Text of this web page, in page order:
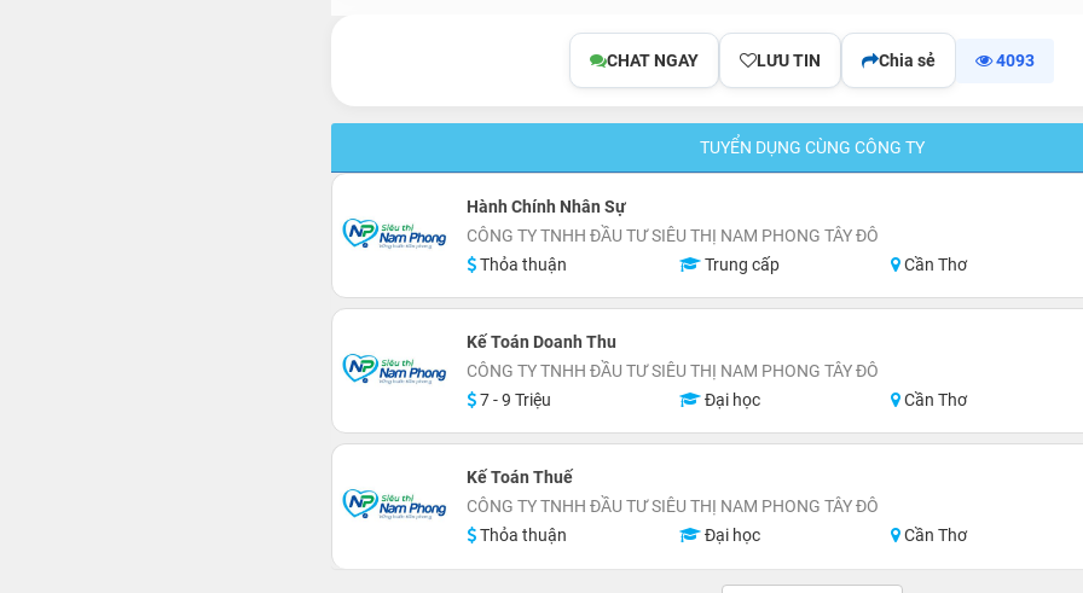
CHAT NGAY LƯU TIN Chia sẻ 4093
TUYỂN DỤNG CÙNG CÔNG TY
Hành Chính Nhân Sự
CÔNG TY TNHH ĐẦU TƯ SIÊU THỊ NAM PHONG TÂY ĐÔ
Thỏa thuận
Trung cấp Cần Thơ
Kế Toán Doanh Thu
CÔNG TY TNHH ĐẦU TƯ SIÊU THỊ NAM PHONG TÂY ĐÔ
7 - 9 Triệu
Đại học Cần Thơ
Kế Toán Thuế
CÔNG TY TNHH ĐẦU TƯ SIÊU THỊ NAM PHONG TÂY ĐÔ
Thỏa thuận
Đại học Cần Thơ